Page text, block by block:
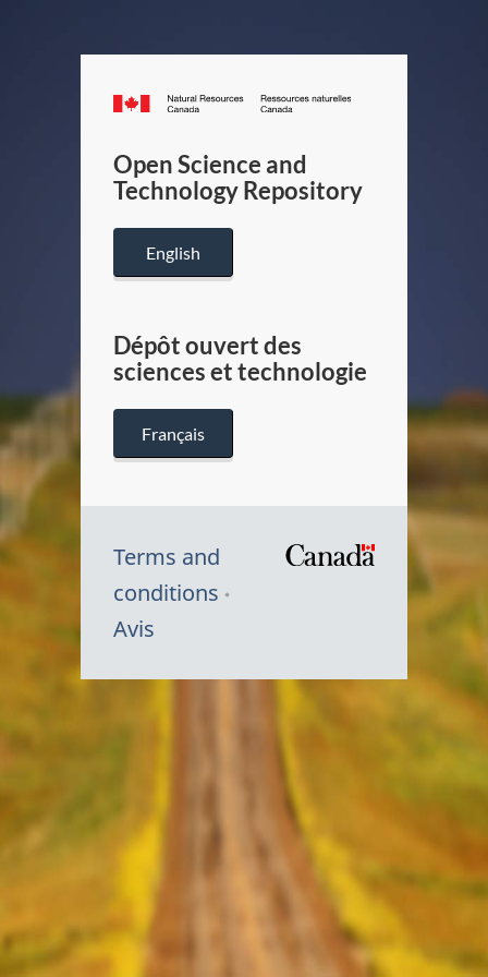
Canada.ca
/
Canada
Open Science and
Technology Repository
English
Dépôt ouvert des
sciences et technologie
Français
Terms and
conditions
Avis
Symbole
Canada